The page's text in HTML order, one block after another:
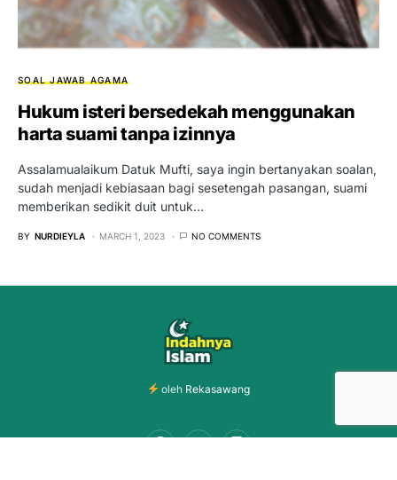
SOAL JAWAB AGAMA
Hukum isteri bersedekah menggunakan
harta suami tanpa izinnya
Assalamualaikum Datuk Mufti, saya ingin bertanyakan soalan,
sudah menjadi kebiasaan bagi sesetengah pasangan, suami
memberikan sedikit duit untuk…
BY NURDIEYLA MARCH 1, 2023 NO COMMENTS
oleh Rekasawang